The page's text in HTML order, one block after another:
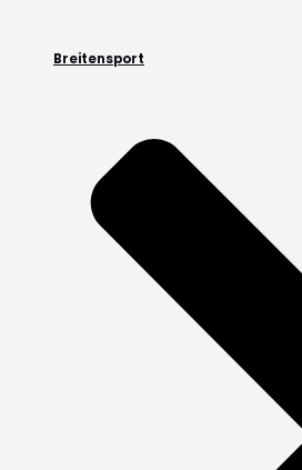
Breitensport